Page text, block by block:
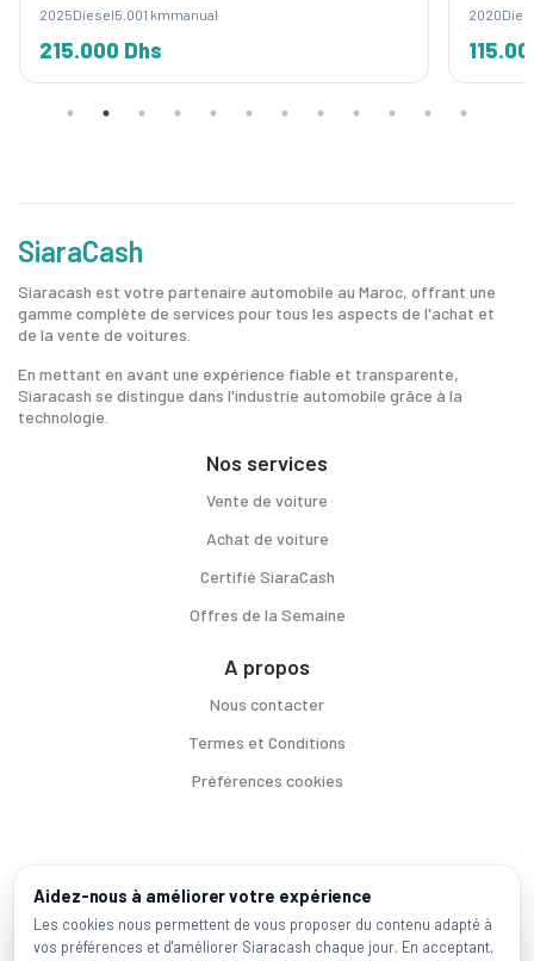
2025Diesel5.001 kmmanual
215.000 Dhs
2020
SiaraCash
Siaracash est votre partenaire automobile au Maroc, offrant une
gamme complète de services pour tous les aspects de l'achat et
de la vente de voitures.
En mettant en avant une expérience fiable et transparente,
Siaracash se distingue dans l'industrie automobile grâce à la
technologie.
Nos services
Vente de voiture
Achat de voiture
Certifié SiaraCash
Offres de la Semaine
A propos
Nous contacter
Termes et Conditions
Préférences cookies
Voitures par ville
Casablanca | | Mohammadia |Salé | |
Marques populaires
Aidez-nous à améliorer votre expérience
Les cookies nous permettent de vous proposer du contenu adapté à
vos préférences et d'améliorer Siaracash chaque jour. En acceptant,